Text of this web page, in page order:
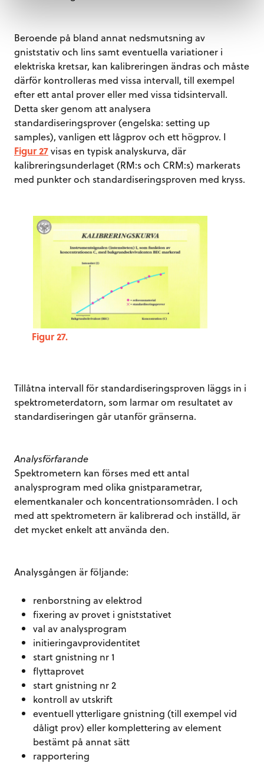
Beroende på bland annat nedsmutsning av
gniststativ och lins samt eventuella variationer i
elektriska kretsar, kan kalibreringen ändras och måste
därför kontrolleras med vissa intervall, till exempel
efter ett antal prover eller med vissa tidsintervall.
Detta sker genom att analysera
standardiseringsprover (engelska: setting up
samples), vanligen ett lågprov och ett högprov. I
Figur 27visas en typisk analyskurva, där
kalibreringsunderlaget (RM:s och CRM:s) markerats
med punkter och standardiseringsproven med kryss.
Figur 27.
Tillåtna intervall för standardiseringsproven läggs in i
spektrometerdatorn, som larmar om resultatet av
standardiseringen går utanför gränserna.
Analysförfarande
Spektrometern kan förses med ett antal
analysprogram med olika gnistparametrar,
elementkanaler och koncentrationsområden. I och
med att spektrometern är kalibrerad och inställd, är
det mycket enkelt att använda den.
Analysgången är följande:
renborstning av elektrod
fixering av provet i gniststativet
val av analysprogram
initieringavprovidentitet
start gnistning nr 1
flyttaprovet
start gnistning nr 2
kontroll av utskrift
eventuell ytterligare gnistning (till exempel vid
dåligt prov) eller komplettering av element
bestämt på annat sätt
rapportering